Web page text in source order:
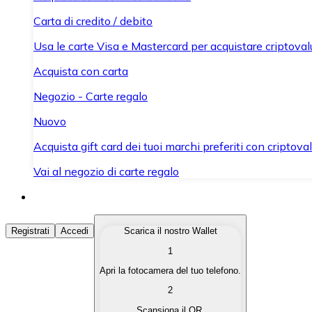
Carta di credito / debito
Usa le carte Visa e Mastercard per acquistare
Acquista con carta
Negozio - Carte regalo
Nuovo
Acquista gift card dei tuoi marchi preferiti con
Vai al negozio di carte regalo
Acquista Criptovalute
Acquista le criptovalute che ti interessano in modo
Converti le tue criptovalute in valuta fiat quando ne hai
Registrati Accedi
Scarica il nostro Wallet
1
Apri la fotocamera del tuo telefono.
2